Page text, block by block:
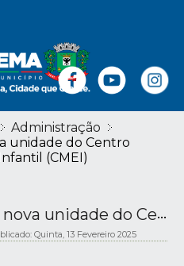
Administração
unidade do Centro
(CMEI)
Construção de uma nova unidade do Centro Municipal de Educação Infantil (CMEI)
Quinta, 13 Fevereiro 2025